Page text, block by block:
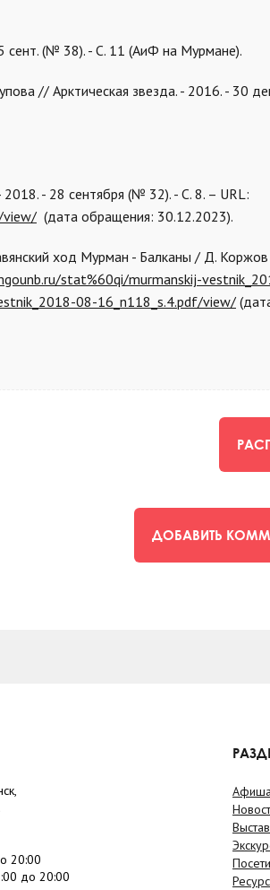
(№ 38). - С. 11 (АиФ на Мурмане).
// Арктическая звезда. - 2016. - 30
- 28 сентября (№ 32). - C. 8. – URL:
view/ (дата обращения: 30.12.2023).
ход Мурман - Балканы / Д.
stat%60qi/murmanskij-
08-16_n118_s.4.pdf/view/
ДОБАВИТЬ
20:00
до 20:00
Афиша